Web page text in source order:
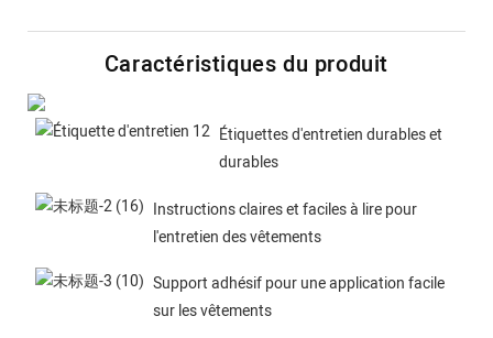
Caractéristiques du produit
Étiquettes d'entretien durables et
durables
Instructions claires et faciles à lire pour
l'entretien des vêtements
Support adhésif pour une application facile
sur les vêtements